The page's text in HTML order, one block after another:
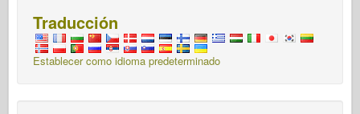
Traducción
Establecer como idioma predeterminado